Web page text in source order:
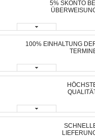
5% SKONTO
100% EINHALTUNG